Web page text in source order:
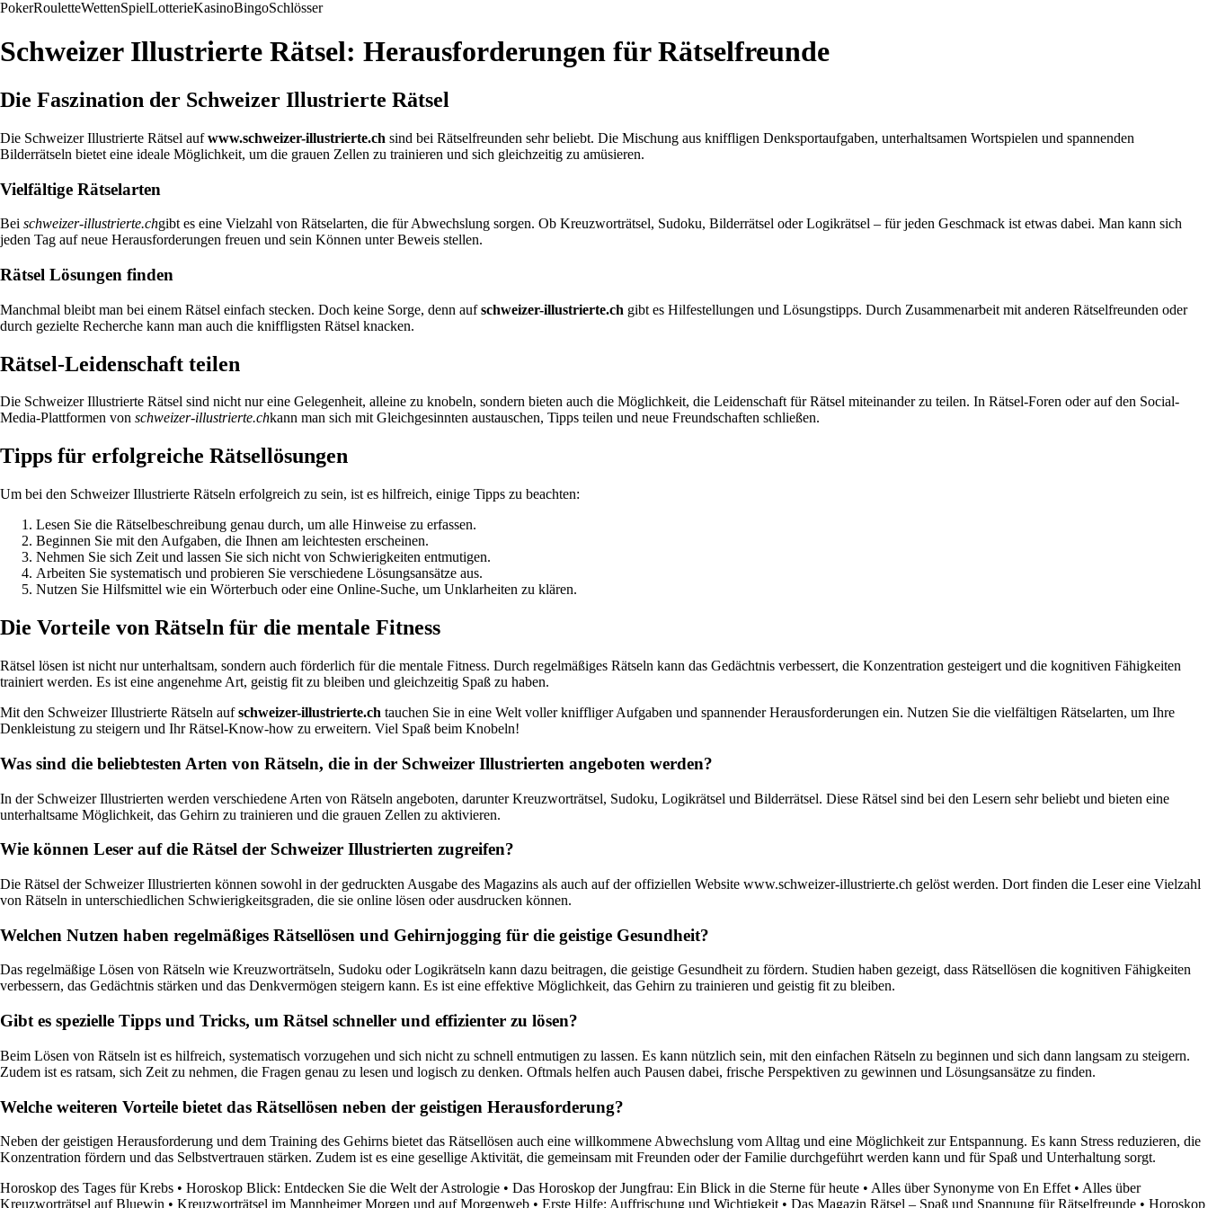
PokerRouletteWettenSpielLotterieKasinoBingoSchlösser
Schweizer Illustrierte Rätsel: Herausforderungen für Rätselfreunde
Die Faszination der Schweizer Illustrierte Rätsel
Die Schweizer Illustrierte Rätsel aufwww.schweizer-illustrierte.ch sind bei Rätselfreunden sehr beliebt. Die Mischung aus kniffligen Denksportaufgaben, unterhaltsamen Wortspielen und spannenden
Bilderrätseln bietet eine ideale Möglichkeit, um die grauen Zellen zu trainieren und sich gleichzeitig zu amüsieren.
Vielfältige Rätselarten
Bei schweizer-illustrierte.chgibt es eine Vielzahl von Rätselarten, die für Abwechslung sorgen. Ob Kreuzworträtsel, Sudoku, Bilderrätsel oder Logikrätsel – für jeden Geschmack ist etwas dabei. Man kann sich
jeden Tag auf neue Herausforderungen freuen und sein Können unter Beweis stellen.
Rätsel Lösungen finden
Manchmal bleibt man bei einem Rätsel einfach stecken. Doch keine Sorge, denn aufschweizer-illustrierte.ch gibt es Hilfestellungen und Lösungstipps. Durch Zusammenarbeit mit anderen Rätselfreunden oder
durch gezielte Recherche kann man auch die kniffligsten Rätsel knacken.
Rätsel-Leidenschaft teilen
Die Schweizer Illustrierte Rätsel sind nicht nur eine Gelegenheit, alleine zu knobeln, sondern bieten auch die Möglichkeit, die Leidenschaft für Rätsel miteinander zu teilen. In Rätsel-Foren oder auf den Social-
Media-Plattformen von schweizer-illustrierte.chkann man sich mit Gleichgesinnten austauschen, Tipps teilen und neue Freundschaften schließen.
Tipps für erfolgreiche Rätsellösungen
Um bei den Schweizer Illustrierte Rätseln erfolgreich zu sein, ist es hilfreich, einige Tipps zu beachten:
Lesen Sie die Rätselbeschreibung genau durch, um alle Hinweise zu erfassen.
Beginnen Sie mit den Aufgaben, die Ihnen am leichtesten erscheinen.
Nehmen Sie sich Zeit und lassen Sie sich nicht von Schwierigkeiten entmutigen.
Arbeiten Sie systematisch und probieren Sie verschiedene Lösungsansätze aus.
Nutzen Sie Hilfsmittel wie ein Wörterbuch oder eine Online-Suche, um Unklarheiten zu klären.
Die Vorteile von Rätseln für die mentale Fitness
Rätsel lösen ist nicht nur unterhaltsam, sondern auch förderlich für die mentale Fitness. Durch regelmäßiges Rätseln kann das Gedächtnis verbessert, die Konzentration gesteigert und die kognitiven Fähigkeiten
trainiert werden. Es ist eine angenehme Art, geistig fit zu bleiben und gleichzeitig Spaß zu haben.
Mit den Schweizer Illustrierte Rätseln aufschweizer-illustrierte.ch tauchen Sie in eine Welt voller kniffliger Aufgaben und spannender Herausforderungen ein. Nutzen Sie die vielfältigen Rätselarten, um Ihre
Denkleistung zu steigern und Ihr Rätsel-Know-how zu erweitern. Viel Spaß beim Knobeln!
Was sind die beliebtesten Arten von Rätseln, die in der Schweizer Illustrierten angeboten werden?
In der Schweizer Illustrierten werden verschiedene Arten von Rätseln angeboten, darunter Kreuzworträtsel, Sudoku, Logikrätsel und Bilderrätsel. Diese Rätsel sind bei den Lesern sehr beliebt und bieten eine
unterhaltsame Möglichkeit, das Gehirn zu trainieren und die grauen Zellen zu aktivieren.
Wie können Leser auf die Rätsel der Schweizer Illustrierten zugreifen?
Die Rätsel der Schweizer Illustrierten können sowohl in der gedruckten Ausgabe des Magazins als auch auf der offiziellen Website www.schweizer-illustrierte.ch gelöst werden. Dort finden die Leser eine Vielzahl
von Rätseln in unterschiedlichen Schwierigkeitsgraden, die sie online lösen oder ausdrucken können.
Welchen Nutzen haben regelmäßiges Rätsellösen und Gehirnjogging für die geistige Gesundheit?
Das regelmäßige Lösen von Rätseln wie Kreuzworträtseln, Sudoku oder Logikrätseln kann dazu beitragen, die geistige Gesundheit zu fördern. Studien haben gezeigt, dass Rätsellösen die kognitiven Fähigkeiten
verbessern, das Gedächtnis stärken und das Denkvermögen steigern kann. Es ist eine effektive Möglichkeit, das Gehirn zu trainieren und geistig fit zu bleiben.
Gibt es spezielle Tipps und Tricks, um Rätsel schneller und effizienter zu lösen?
Beim Lösen von Rätseln ist es hilfreich, systematisch vorzugehen und sich nicht zu schnell entmutigen zu lassen. Es kann nützlich sein, mit den einfachen Rätseln zu beginnen und sich dann langsam zu steigern.
Zudem ist es ratsam, sich Zeit zu nehmen, die Fragen genau zu lesen und logisch zu denken. Oftmals helfen auch Pausen dabei, frische Perspektiven zu gewinnen und Lösungsansätze zu finden.
Welche weiteren Vorteile bietet das Rätsellösen neben der geistigen Herausforderung?
Neben der geistigen Herausforderung und dem Training des Gehirns bietet das Rätsellösen auch eine willkommene Abwechslung vom Alltag und eine Möglichkeit zur Entspannung. Es kann Stress reduzieren, die
Konzentration fördern und das Selbstvertrauen stärken. Zudem ist es eine gesellige Aktivität, die gemeinsam mit Freunden oder der Familie durchgeführt werden kann und für Spaß und Unterhaltung sorgt.
Horoskop des Tages für Krebs • Horoskop Blick: Entdecken Sie die Welt der Astrologie • Das Horoskop der Jungfrau: Ein Blick in die Sterne für heute • Alles über Synonyme von En Effet • Alles über
Kreuzworträtsel auf Bluewin • Kreuzworträtsel im Mannheimer Morgen und auf Morgenweb • Erste Hilfe: Auffrischung und Wichtigkeit • Das Magazin Rätsel – Spaß und Spannung für Rätselfreunde • Horoskop